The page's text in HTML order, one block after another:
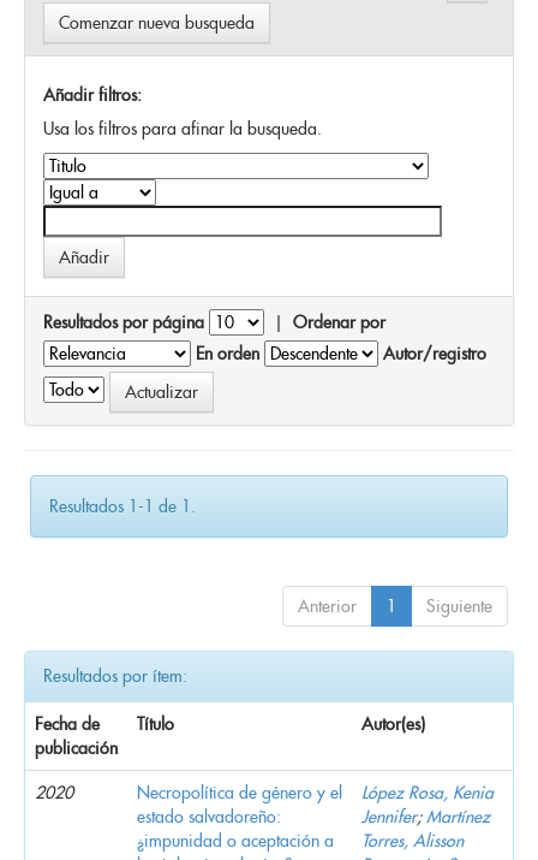
Comenzar nueva busqueda
Añadir filtros:
Usa los filtros para afinar la busqueda.
Resultados por página | Ordenar por
En orden
Autor/registro
Resultados 1-1 de 1.
Anterior 1 Siguiente
Resultados por ítem:
Fecha de
publicación
Título Autor(es)
2020
Necropolítica de género y el
estado salvadoreño:
¿impunidad o aceptación a
López Rosa, Kenia
Jennifer;Martínez
Torres, Alisson